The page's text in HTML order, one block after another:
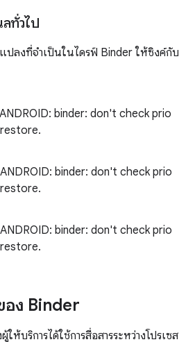
ทั่วไป
ปลงที่จำเป็นในไดรฟ์ Binder ให้ซิงค์กับ
binder: don't check prio
binder: don't check prio
binder: don't check prio
อง Binder
ห้บริการได้ใช้การสื่อสารระหว่างโปรเซส